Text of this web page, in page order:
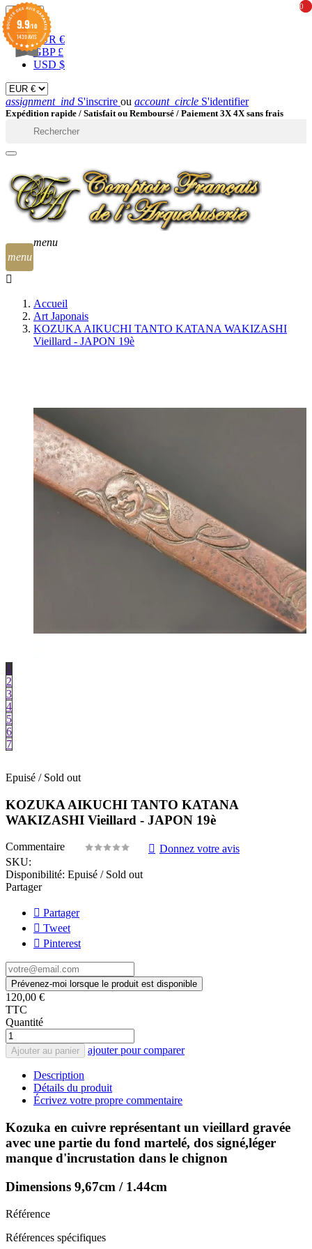
EUR 
EUR €
GBP £
USD $
assignment_ind S'inscrire ou account_circle S'identifier
Expédition rapide / Satisfait ou Remboursé / Paiement 3X 4X sans frais
menu
0
0
menu
Accueil
Art Japonais
KOZUKA AIKUCHI TANTO KATANA WAKIZASHI
Vieillard - JAPON 19è
1
2
3
4
5
6
7
Epuisé / Sold out
KOZUKA AIKUCHI TANTO KATANA
WAKIZASHI Vieillard - JAPON 19è
Commentaire
Donnez votre avis
SKU:
Disponibilité: Epuisé / Sold out
Partager
Partager
Tweet
Pinterest
Prévenez-moi lorsque le produit est disponible
120,00 €
TTC
Quantité
Ajouter au panier ajouter pour comparer
Description
Détails du produit
Écrivez votre propre commentaire
Kozuka en cuivre représentant un vieillard gravée
avec une partie du fond martelé, dos signé,léger
manque d'incrustation dans le chignon
Dimensions 9,67cm / 1.44cm
Référence
Références spécifiques
9.9/10
1439 AVIS